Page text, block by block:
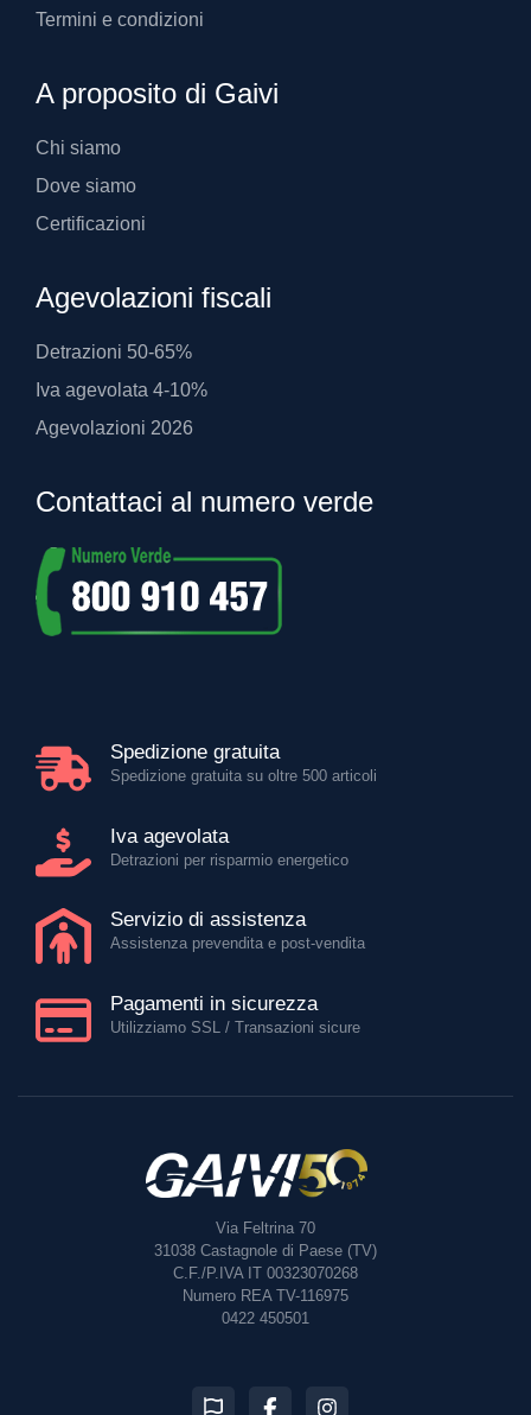
Termini e condizioni
A proposito di Gaivi
Chi siamo
Dove siamo
Certificazioni
Agevolazioni fiscali
Detrazioni 50-65%
Iva agevolata 4-10%
Agevolazioni 2026
Contattaci al numero verde
Spedizione gratuita
Spedizione gratuita su oltre 500 articoli
Iva agevolata
Detrazioni per risparmio energetico
Servizio di assistenza
Assistenza prevendita e post-vendita
Pagamenti in sicurezza
Utilizziamo SSL / Transazioni sicure
Via Feltrina 70
31038 Castagnole di Paese (TV)
C.F./P.IVA IT 00323070268
Numero REA TV-116975
0422 450501